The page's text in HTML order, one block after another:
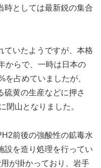
時としては最新鋭の集合
ていたようですが、本格
からで、一時は日本の
占めていましたが、
硫黄の生産などに押さ
閉山となりました。
前後の強酸性の鉱毒水
設を造り処理を行ってい
が掛かっており、岩手